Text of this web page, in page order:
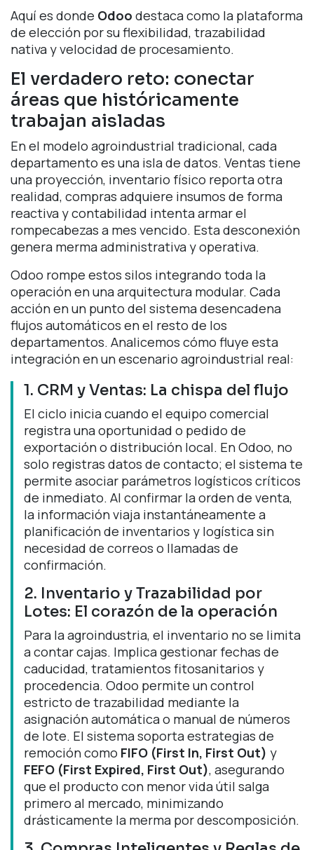
Aquí es donde Odoo destaca como la plataforma
de elección por su flexibilidad, trazabilidad
nativa y velocidad de procesamiento.
El verdadero reto: conectar
áreas que históricamente
trabajan aisladas
En el modelo agroindustrial tradicional, cada
departamento es una isla de datos. Ventas tiene
una proyección, inventario físico reporta otra
realidad, compras adquiere insumos de forma
reactiva y contabilidad intenta armar el
rompecabezas a mes vencido. Esta desconexión
genera merma administrativa y operativa.
Odoo rompe estos silos integrando toda la
operación en una arquitectura modular. Cada
acción en un punto del sistema desencadena
flujos automáticos en el resto de los
departamentos. Analicemos cómo fluye esta
integración en un escenario agroindustrial real:
1. CRM y Ventas: La chispa del flujo
El ciclo inicia cuando el equipo comercial
registra una oportunidad o pedido de
exportación o distribución local. En Odoo, no
solo registras datos de contacto; el sistema te
permite asociar parámetros logísticos críticos
de inmediato. Al confirmar la orden de venta,
la información viaja instantáneamente a
planificación de inventarios y logística sin
necesidad de correos o llamadas de
confirmación.
2. Inventario y Trazabilidad por
Lotes: El corazón de la operación
Para la agroindustria, el inventario no se limita
a contar cajas. Implica gestionar fechas de
caducidad, tratamientos fitosanitarios y
procedencia. Odoo permite un control
estricto de trazabilidad mediante la
asignación automática o manual de números
de lote. El sistema soporta estrategias de
remoción como FIFO (First In, First Out) y
FEFO (First Expired, First Out), asegurando
que el producto con menor vida útil salga
primero al mercado, minimizando
drásticamente la merma por descomposición.